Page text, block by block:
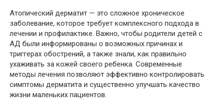
Атопический дерматит — это сложное хроническое
заболевание, которое требует комплексного подхода в
лечении и профилактике. Важно, чтобы родители детей с
АД были информированы о возможных причинах и
триггерах обострений, а также знали, как правильно
ухаживать за кожей своего ребенка. Современные
методы лечения позволяют эффективно контролировать
симптомы дерматита и существенно улучшать качество
жизни маленьких пациентов.